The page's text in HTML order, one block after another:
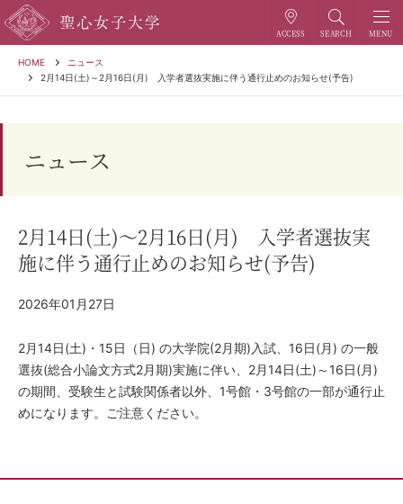
HOME
ニュース
2月14日(土)～2月16日(月) 入学者選抜実施に伴う通行止めのお知らせ(予告)
ニュース
2月14日(土)～2月16日(月) 入学者選抜実
施に伴う通行止めのお知らせ(予告)
2026年01月27日
2月14日(土)・15日（日) の大学院(2月期)入試、16日(月) の一般
選抜(総合小論文方式2月期)実施に伴い、2月14日(土)～16日(月)
の期間、受験生と試験関係者以外、1号館・3号館の一部が通行止
めになります。ご注意ください。